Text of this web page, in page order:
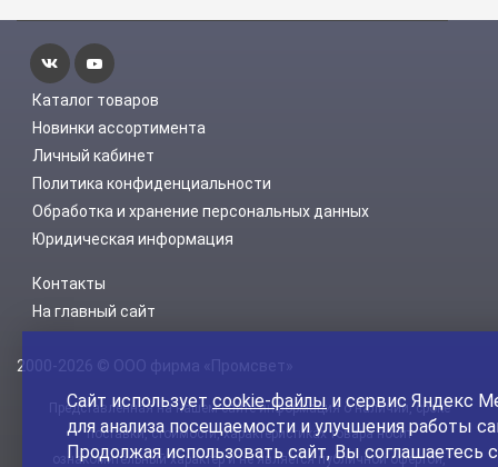
Каталог товаров
Новинки ассортимента
Личный кабинет
Политика конфиденциальности
Обработка и хранение персональных данных
Юридическая информация
Контакты
На главный сайт
2000-2026 © ООО фирма «Промсвет»
Представленная на нашем сайте информация о наличии, сроке
поставки, стоимости, характеристиках товара носит
ознакомительный характер и не является публичной офертой,
Сайт используетcookie-файлы и сервис Яндекс
для анализа посещаемости и улучшения работы
Продолжая использовать сайт, Вы соглашаетесь